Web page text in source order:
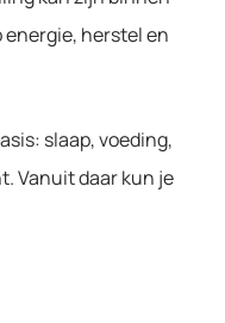
herstel en
slaap, voeding,
Vanuit daar kun je